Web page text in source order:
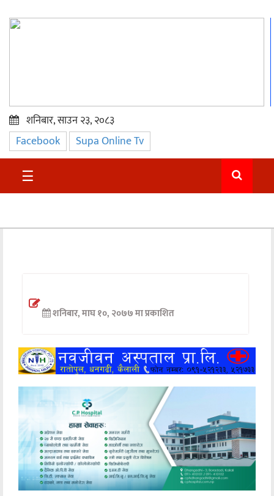
प्रमुख
समाचार
सुदुर
अन्तर्वार्ता
खेलकुद
मनोरञ्जन
अन्य
शनिबार, साउन २३, २०८३
Facebook Supa Online Tv
☰
शनिबार, माघ १०, २०७७ मा प्रकाशित